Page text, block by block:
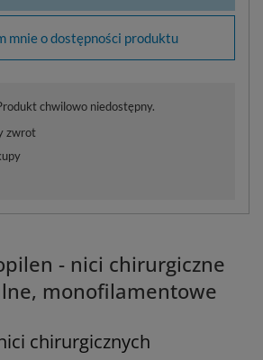
mnie o dostępności produktu
chwilowo niedostępny.
zwrot
- nici chirurgiczne
monofilamentowe
chirurgicznych